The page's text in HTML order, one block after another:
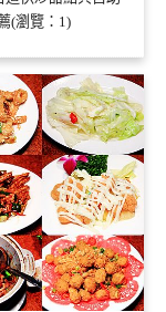
(瀏覽：1)